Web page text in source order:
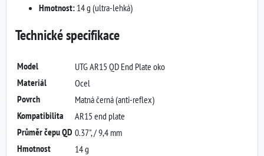
Hmotnost: 14 g (ultra-lehká)
Technické specifikace
Model UTG AR15 QD End Plate oko
Materiál Ocel
Povrch Matná černá (anti-reflex)
Kompatibilita AR15 end plate
Průměr čepu QD 0.37", / 9,4 mm
Hmotnost 14 g